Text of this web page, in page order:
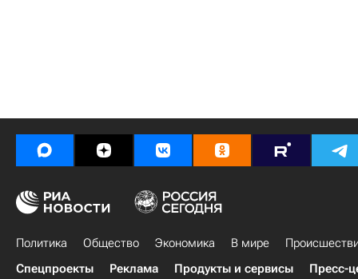
Политика Общество Экономика В мире
Спецпроекты
Реклама Продукты и сервисы Пресс-